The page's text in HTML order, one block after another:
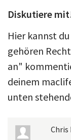
Diskutiere
Hier kannst
gehören
an"
deinem
unten
Chris